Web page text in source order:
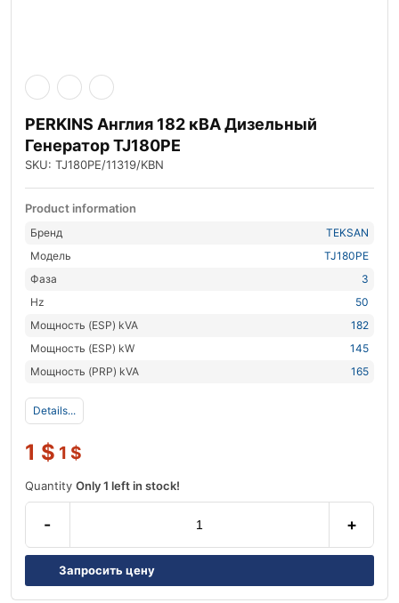
PERKINS Англия 182 кВА Дизельный
Генератор TJ180PE
SKU: TJ180PE/11319/KBN
Product information
Бренд
TEKSAN
Модель
TJ180PE
Фаза
3
Hz
50
Мощность (ESP) kVA
182
Мощность (ESP) kW
145
Мощность (PRP) kVA
165
Details...
1 $ 1 $
Quantity Only 1 left in stock!
- +
Запросить цену